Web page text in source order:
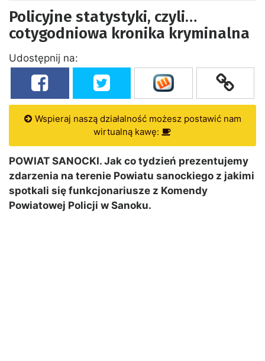
Policyjne statystyki, czyli…
cotygodniowa kronika kryminalna
Udostępnij na:
Wspieraj naszą działalność możesz postawić nam
wirtualną kawę:
POWIAT SANOCKI. Jak co tydzień prezentujemy
zdarzenia na terenie Powiatu sanockiego z jakimi
spotkali się funkcjonariusze z Komendy
Powiatowej Policji w Sanoku.